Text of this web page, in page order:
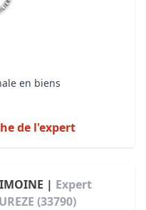
en biens
de l'expert
| Expert
(33790)